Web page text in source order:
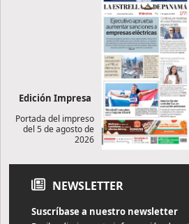
Edición Impresa
Portada del impreso
del 5 de agosto de
2026
NEWSLETTER
Suscríbase a nuestro newsletter